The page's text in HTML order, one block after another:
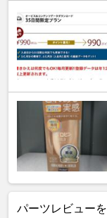
パーツレビュー